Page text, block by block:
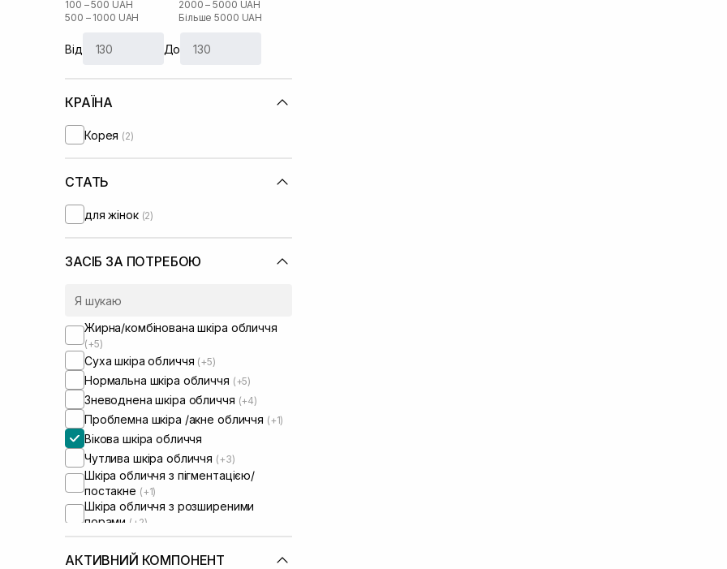
Patchology
RARE Paris
Real Barrier
Rosy Drop
Round Lab
UIQ(+2)
Usolab(+2)
VT Cosmetics
100 – 500 UAH
500 – 1000 UAH
2000 – 5000 UAH
Більше 5000 UAH
Від До
КРАЇНА
Корея (2)
СТАТЬ
для жінок (2)
ЗАСІБ ЗА ПОТРЕБОЮ
Жирна/комбінована шкіра обличчя
(+5)
Суха шкіра обличчя (+5)
Нормальна шкіра обличчя (+5)
Зневоднена шкіра обличчя (+4)
Проблемна шкіра /акне обличчя (+1)
Вікова шкіра обличчя
Чутлива шкіра обличчя (+3)
Шкіра обличчя з пігментацією/
постакне (+1)
Шкіра обличчя з розширеними
порами (+2)
Шкіра обличчя з порушеним
барʼєром (+1)
АКТИВНИЙ КОМПОНЕНТ